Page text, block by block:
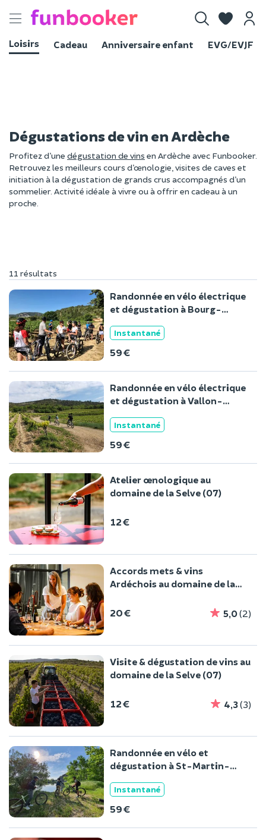
Toggle
Loisirs
Cadeau Anniversaire enfant EVG/EVJF
Dégustations de vin en Ardèche
Profitez d’une dégustation de vins en Ardèche avec Funbooker.
Retrouvez les meilleurs cours d’œnologie, visites de caves et
initiation à la dégustation de grands crus accompagnés d’un
sommelier. Activité idéale à vivre ou à offrir en cadeau à un
proche.
11 résultats
Randonnée en vélo électrique
et dégustation à Bourg-
Instantané
59 €
Randonnée en vélo électrique
et dégustation à Vallon-
Instantané
59 €
Atelier œnologique au
domaine de la Selve (07)
12 €
Accords mets & vins
Ardéchois au domaine de la
20 € 5,0(2)
Visite & dégustation de vins au
domaine de la Selve (07)
12 € 4,3(3)
Randonnée en vélo et
dégustation à St-Martin-
Instantané
59 €